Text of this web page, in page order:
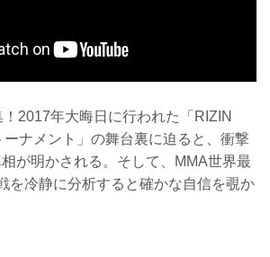
！2017年大晦日に行われた「RIZIN
ーナメント」の舞台裏に迫ると、衝撃
が明かされる。そして、MMA世界最
を冷静に分析すると確かな自信を覗か